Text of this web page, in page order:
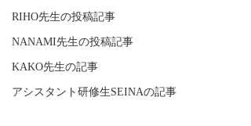
RIHO先生の投稿記事
NANAMI先生の投稿記事
KAKO先生の記事
アシスタント研修生SEINAの記事